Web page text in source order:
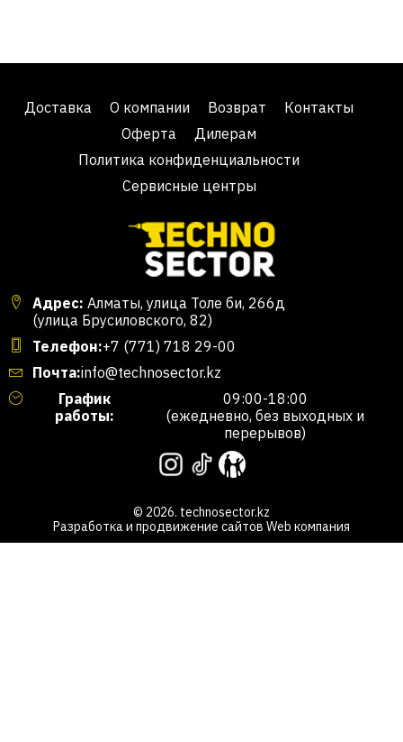
Доставка О компании Возврат
Контакты
Оферта
Дилерам
Политика конфиденциальности
Сервисные центры
Адрес: Алматы, улица Толе би, 266д
(улица Брусиловского, 82)
Телефон:+7 (771) 718 29-00
Почта:info@technosector.kz
График
работы:
09:00-18:00
(ежедневно, без выходных и
перерывов)
© 2026. technosector.kz
Разработка и продвижение сайтов Web компания